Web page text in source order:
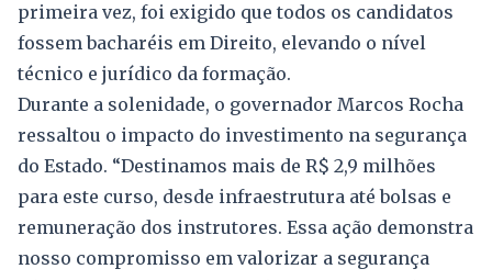
primeira vez, foi exigido que todos os candidatos
fossem bacharéis em Direito, elevando o nível
técnico e jurídico da formação.
Durante a solenidade, o governador Marcos Rocha
ressaltou o impacto do investimento na segurança
do Estado. “Destinamos mais de R$ 2,9 milhões
para este curso, desde infraestrutura até bolsas e
remuneração dos instrutores. Essa ação demonstra
nosso compromisso em valorizar a segurança